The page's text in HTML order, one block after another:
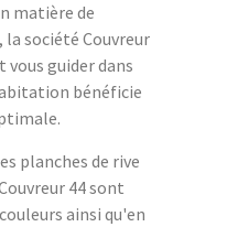
matière de
société Couvreur
vous guider dans
bénéficie
planches de rive
44 sont
ainsi qu'en